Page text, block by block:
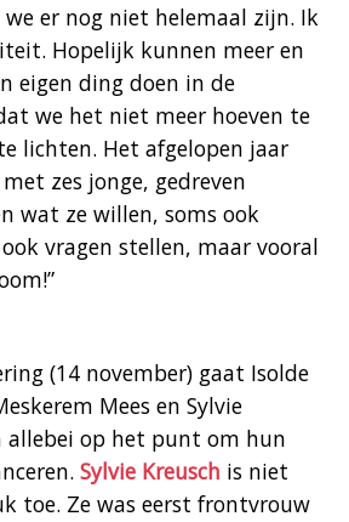
er nog niet helemaal zijn. Ik
Hopelijk kunnen meer en
eigen ding doen in de
we het niet meer hoeven te
lichten. Het afgelopen jaar
zes jonge, gedreven
wat ze willen, soms ook
vragen stellen, maar vooral
(14 november) gaat Isolde
Mees en Sylvie
allebei op het punt om hun
Sylvie Kreusch is niet
toe. Ze was eerst frontvrouw